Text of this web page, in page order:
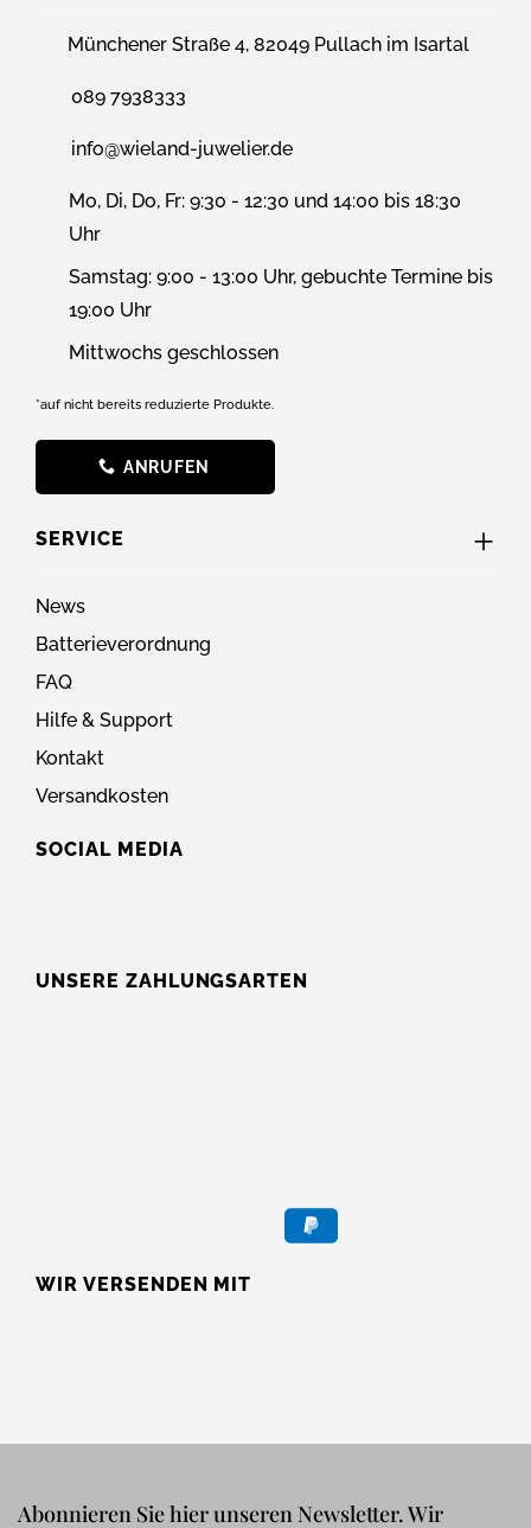
Münchener Straße 4, 82049 Pullach im Isartal
089 7938333
info@wieland-juwelier.de
Mo, Di, Do, Fr: 9:30 - 12:30 und 14:00 bis 18:30
Uhr
Samstag: 9:00 - 13:00 Uhr, gebuchte Termine bis
19:00 Uhr
Mittwochs geschlossen
*auf nicht bereits reduzierte Produkte.
ANRUFEN
SERVICE
News
Batterieverordnung
FAQ
Hilfe & Support
Kontakt
Versandkosten
SOCIAL MEDIA
UNSERE ZAHLUNGSARTEN
WIR VERSENDEN MIT
Abonnieren Sie hier unseren Newsletter. Wir